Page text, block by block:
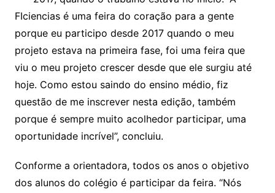
FIciencias é uma feira do coração para a gente
porque eu participo desde 2017 quando o meu
projeto estava na primeira fase, foi uma feira que
viu o meu projeto crescer desde que ele surgiu até
hoje. Como estou saindo do ensino médio, fiz
questão de me inscrever nesta edição, também
porque é sempre muito acolhedor participar, uma
oportunidade incrível”, concluiu.
Conforme a orientadora, todos os anos o objetivo
dos alunos do colégio é participar da feira. “Nós